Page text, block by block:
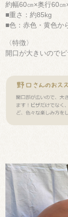
約幅60㎝×奥行60㎝
■重さ：約85kg
■色：赤色・黄色か
〈特徴〉
開口が大きいので